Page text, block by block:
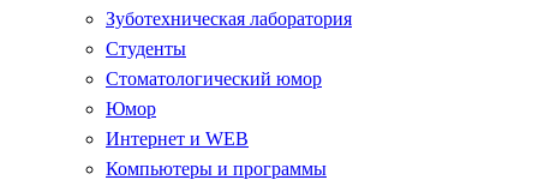
Зуботехническая лаборатория
Студенты
Стоматологический юмор
Юмор
Интернет и WEB
Компьютеры и программы